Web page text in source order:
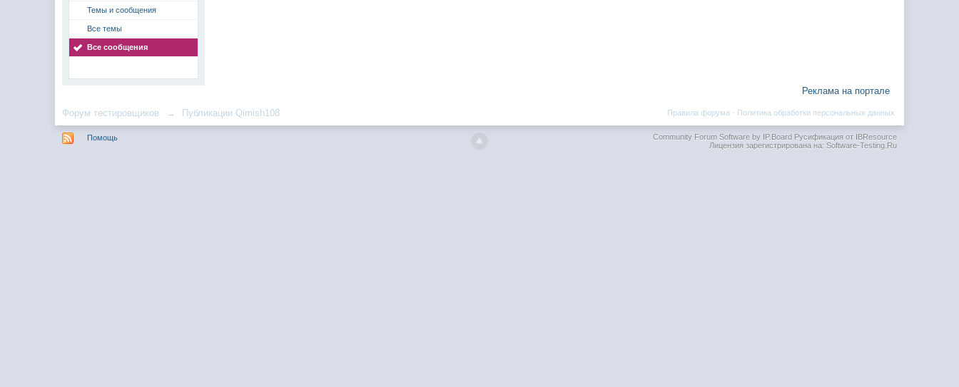
Темы и сообщения
Все темы
Все сообщения
Реклама на портале
Форум тестировщиков → Публикации Qimish108 Политика обработки персональных данных
Правила форума ·
Помощь Community Forum Software by IP.BoardРусификация от IBResource
Лицензия зарегистрирована на: Software-Testing.Ru